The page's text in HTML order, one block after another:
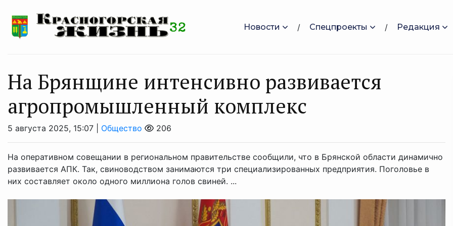
Новости Спецпроекты Редакция
На Брянщине интенсивно развивается
агропромышленный комплекс
5 августа 2025, 15:07 | Общество 206
На оперативном совещании в региональном правительстве сообщили, что в Брянской области динамично
развивается АПК. Так, свиноводством занимаются три специализированных предприятия. Поголовье в
них составляет около одного миллиона голов свиней. ...